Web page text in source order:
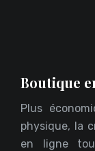
Boutique
Plus
physique, la
en ligne